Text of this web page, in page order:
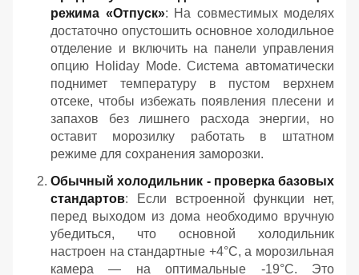
режима «Отпуск»: На совместимых моделях
достаточно опустошить основное холодильное
отделение и включить на панели управления
опцию Holiday Mode. Система автоматически
поднимет температуру в пустом верхнем
отсеке, чтобы избежать появления плесени и
запахов без лишнего расхода энергии, но
оставит морозилку работать в штатном
режиме для сохранения заморозки.
Обычный холодильник - проверка базовых
стандартов: Если встроенной функции нет,
перед выходом из дома необходимо вручную
убедиться, что основной холодильник
настроен на стандартные +4°C, а морозильная
камера — на оптимальные -19°C. Это